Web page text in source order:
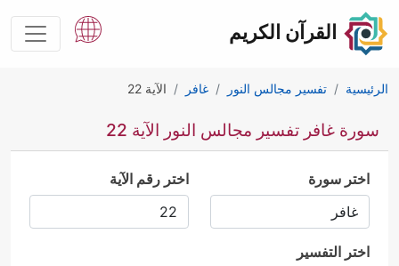
القرآن الكريم
الرئيسية تفسير مجالس النور غافر الآية 22
سورة غافر تفسير مجالس النور الآية 22
اختر سورة اختر رقم الآية
اختر التفسير